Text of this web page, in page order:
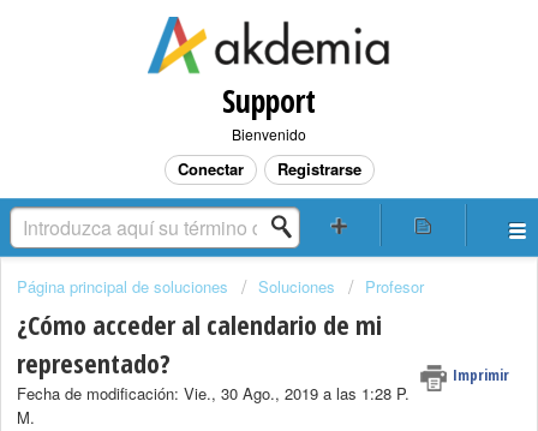
Support
Bienvenido
Conectar Registrarse
Página principal de soluciones Soluciones Profesor
¿Cómo acceder al calendario de mi
representado?
Imprimir
Fecha de modificación: Vie., 30 Ago., 2019 a las 1:28 P.
M.